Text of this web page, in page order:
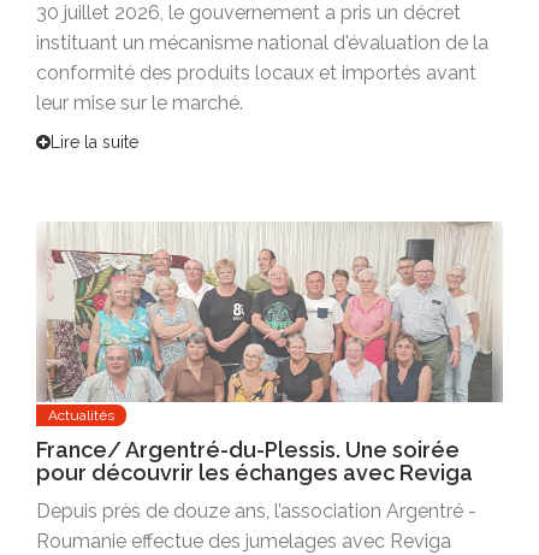
30 juillet 2026, le gouvernement a pris un décret
instituant un mécanisme national d'évaluation de la
conformité des produits locaux et importés avant
leur mise sur le marché.
Lire la suite
Actualités
France/ Argentré-du-Plessis. Une soirée
pour découvrir les échanges avec Reviga
Depuis près de douze ans, l’association Argentré -
Roumanie effectue des jumelages avec Reviga